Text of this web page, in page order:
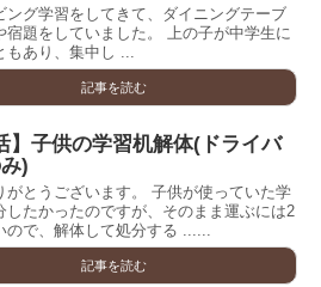
ング学習をしてきて、ダイニングテーブ
宿題をしていました。 上の子が中学生に
もあり、集中し ...
記事を読む
】子供の学習机解体(ドライバ
)
がとうございます。 子供が使っていた学
したかったのですが、そのまま運ぶには2
ので、解体して処分する ......
記事を読む